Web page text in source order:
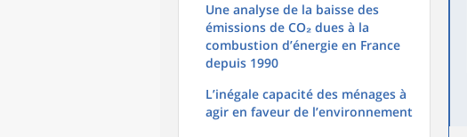
Une analyse de la baisse des
émissions de CO₂ dues à la
combustion d’énergie en France
depuis 1990
L’inégale capacité des ménages à
agir en faveur de l’environnement